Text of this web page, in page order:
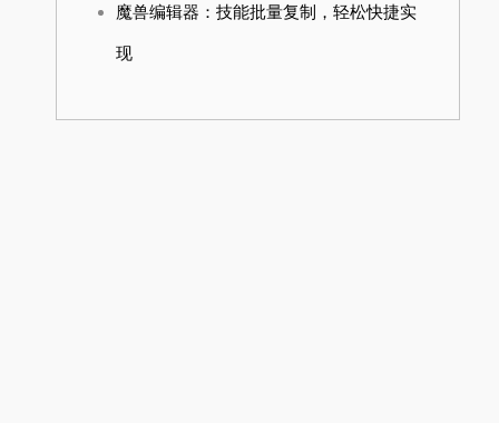
魔兽编辑器：技能批量复制，轻松快捷实
现